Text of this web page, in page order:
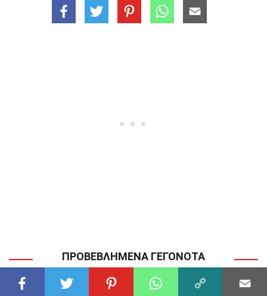
ΠΡΟΒΕΒΛΗΜΈΝΑ ΓΕΓΟΝΌΤΑ
34 Γεγονότα Για Το Κανμπάν